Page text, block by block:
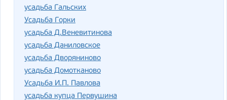
усадьба Гальских
Усадьба Горки
усадьба Д.Веневитинова
усадьба Даниловское
усадьба Дворяниново
усадьба Домотканово
Усадьба И.П. Павлова
усадьба купца Первушина